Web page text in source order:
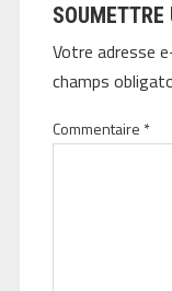
SOUMETTRE
Votre adresse
champs
Commentaire *